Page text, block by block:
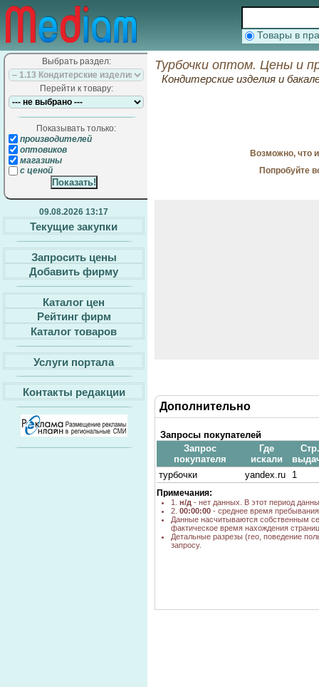
Товары в
Выбрать раздел:
Перейти к товару:
Показывать только:
производителей
оптовиков
магазины
с ценой
09.08.2026 13:17
Текущие закупки
Запросить цены
Добавить фирму
Каталог цен
Рейтинг фирм
Каталог товаров
Услуги портала
Контакты редакции
Турбочки оптом. Цены и
Кондитерские изделия и
Возможно, что
Попробуйте
Дополнительно
Запросы покупателей
Запрос
покупателя
Где
искали
Стр.
турбочки
yandex.ru 1
Примечания:
1. н/д - нет данных. В этот период
2. 00:00:00 - среднее время
Данные насчитываются собственным
фактическое время нахождения
Детальные разрезы (гео, поведение
запросу.